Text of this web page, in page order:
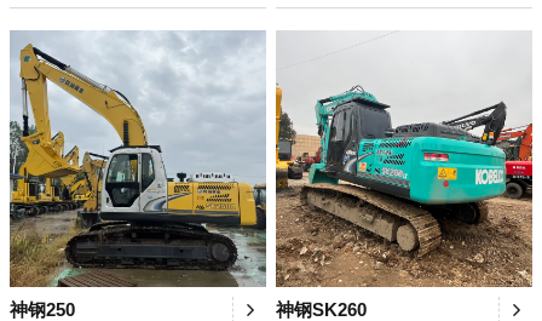
神钢250 神钢SK260